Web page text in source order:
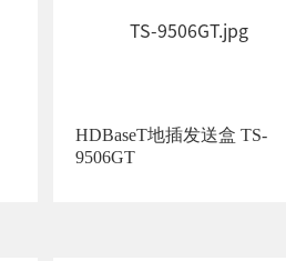
HDBaseT地插发送盒 TS-
9506GT